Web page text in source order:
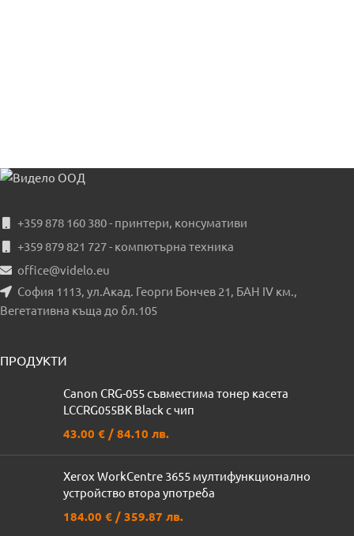
+359 878 160 380 - принтери, консумативи
+359 879 821 727 - компютърна техника
office@videlo.eu
София 1113, ул.Акад. Георги Бончев 21, БАН IV км.,
Вегетативна къща до бл.105
ПРОДУКТИ
Canon CRG-055 съвместима тонер касета
LCCRG055BK Black с чип
43.00 € / 84.10 лв.
Xerox WorkCentre 3655 мултифункционално
устройство втора употреба
184.00 € / 359.87 лв.